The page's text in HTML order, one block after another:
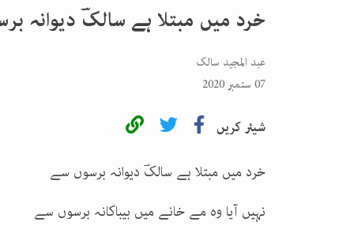
رمضان کریمسپارہ
مشرق وسطیٰ
یورپ
خرد میں مبتلا ہے سالکؔ دیوانہ
عبد المجید سالک
07 ستمبر 2020
شیئر کریں
خرد میں مبتلا ہے سالکؔ دیوانہ برسوں سے
نہیں آیا وہ مے خانے میں بیباکانہ برسوں سے